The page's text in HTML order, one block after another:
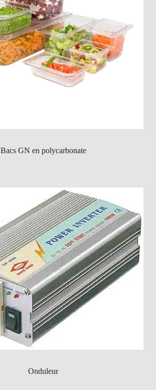
Bacs GN en polycarbonate
Onduleur